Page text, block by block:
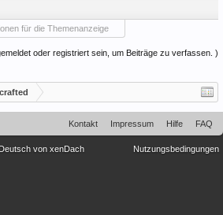
für die Themenanzeige
oder registriert sein, um Beiträge zu verfassen. )
Kontakt Impressum Hilfe FAQ
Nutzungsbedingungen
Deutsch von xenDach